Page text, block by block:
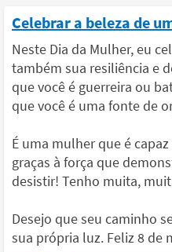
Celebrar a beleza de
Neste Dia da Mulher, eu
também sua resiliência e
que você é guerreira ou
que você é uma fonte de
É uma mulher que é
graças à força que
desistir! Tenho muita,
Desejo que seu caminho
sua própria luz. Feliz 8 de